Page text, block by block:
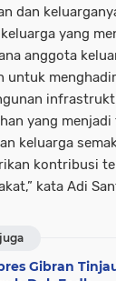
dan
yang
anggota
untuk
yang
keluarga
kontribusi
kata Adi
Gibran